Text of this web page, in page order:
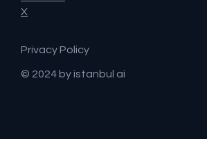
X
© 2024 by istanbul ai
Privacy Policy